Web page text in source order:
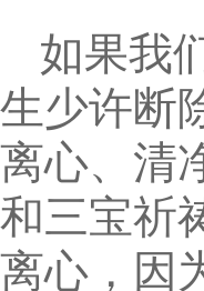
如果我
生少许断
离心、清
和三宝祈
离心，因